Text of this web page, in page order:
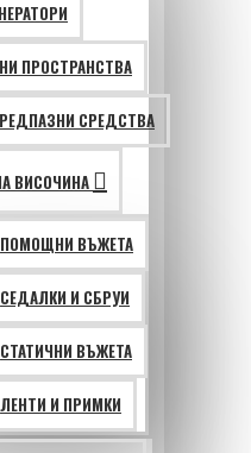
ПРОСТРАНСТВА
СРЕДСТВА
ВИСОЧИНА
ПОМОЩНИ ВЪЖЕТА
СЕДАЛКИ И СБРУИ
СТАТИЧНИ ВЪЖЕТА
ЛЕНТИ И ПРИМКИ